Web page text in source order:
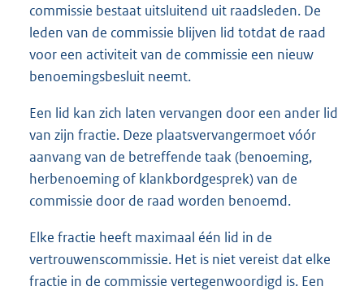
commissie bestaat uitsluitend uit raadsleden. De
leden van de commissie blijven lid totdat de raad
voor een activiteit van de commissie een nieuw
benoemingsbesluit neemt.
Een lid kan zich laten vervangen door een ander lid
van zijn fractie. Deze plaatsvervangermoet vóór
aanvang van de betreffende taak (benoeming,
herbenoeming of klankbordgesprek) van de
commissie door de raad worden benoemd.
Elke fractie heeft maximaal één lid in de
vertrouwenscommissie. Het is niet vereist dat elke
fractie in de commissie vertegenwoordigd is. Een